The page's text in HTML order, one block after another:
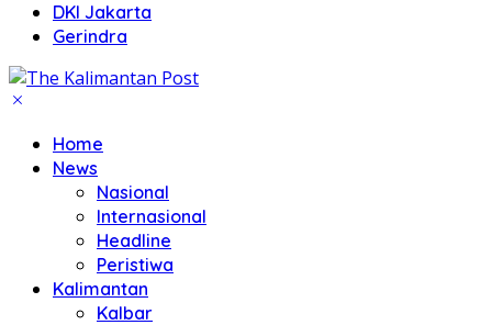
DKI Jakarta
Gerindra
Home
News
Nasional
Internasional
Headline
Peristiwa
Kalimantan
Kalbar